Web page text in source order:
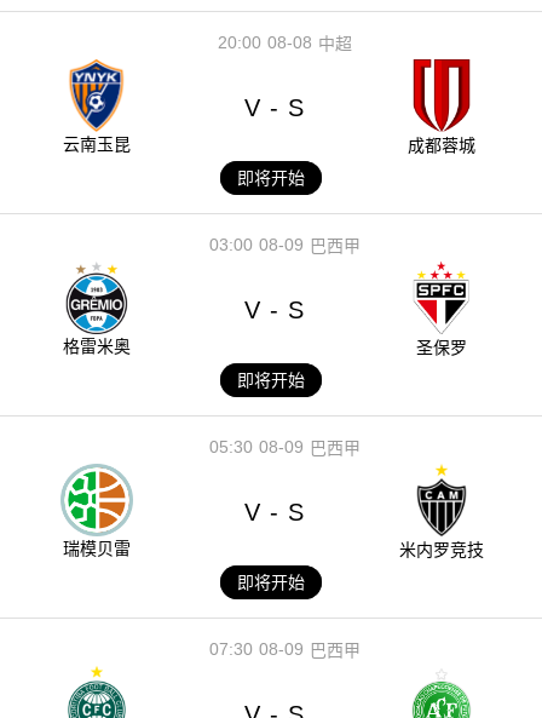
08-08
20:00 中超
云南玉昆
V - S
成都蓉城
即将开始
08-09
03:00 巴西甲
格雷米奥
V - S
圣保罗
即将开始
08-09
05:30 巴西甲
瑞模贝雷
V - S
米内罗竞技
即将开始
08-09
07:30 巴西甲